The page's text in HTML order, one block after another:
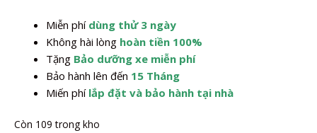
1.940.000,0₫.
Miễn phí dùng thử 3 ngày
Không hài lòng hoàn tiền 100%
Tặng Bảo dưỡng xe miễn phí
Bảo hành lên đến 15 Tháng
Miến phí lắp đặt và bảo hành tại nhà
Còn 109 trong kho